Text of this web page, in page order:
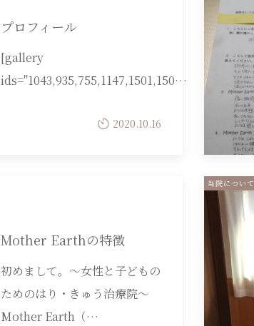
プロフィール
[gallery
ids="1043,935,755,1147,1501,150…
2020.10.16
Mother Earthの特徴
初めまして。～女性と子どもの
ためのはり・きゅう治療院～
Mother Earth（…
当院について